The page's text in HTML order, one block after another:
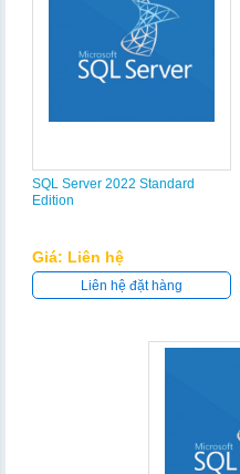
SQL Server 2022 Standard
Edition
Giá: Liên hệ
Liên hệ đặt hàng